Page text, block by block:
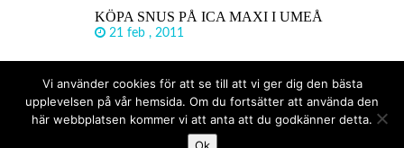
KÖPA SNUS PÅ ICA MAXI I UMEÅ
21 feb , 2011
© Copyright 2026 TOP
Vi använder cookies för att se till att vi ger dig den bästa
upplevelsen på vår hemsida. Om du fortsätter att använda den
här webbplatsen kommer vi att anta att du godkänner detta.